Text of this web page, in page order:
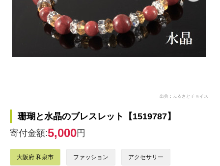
出典：ふるさとチョイス
珊瑚と水晶のブレスレット【1519787】
寄付金額:5,000円
大阪府 和泉市 ファッション アクセサリー